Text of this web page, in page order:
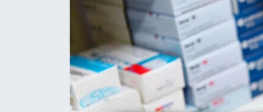
HABERDE İNSAN
KÜLTÜR SANAT